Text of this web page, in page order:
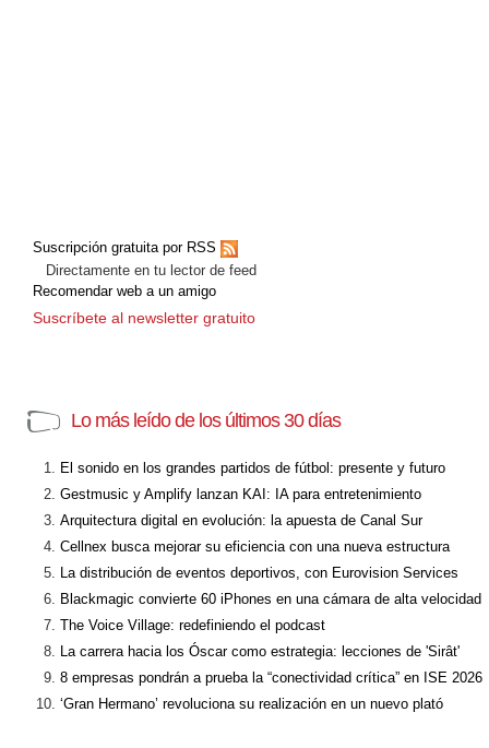
Suscripción gratuita por RSS
Directamente en tu lector de feed
Recomendar web a un amigo
Suscríbete al newsletter gratuito
Lo más leído de los últimos 30 días
El sonido en los grandes partidos de fútbol: presente y futuro
Gestmusic y Amplify lanzan KAI: IA para entretenimiento
Arquitectura digital en evolución: la apuesta de Canal Sur
Cellnex busca mejorar su eficiencia con una nueva estructura
La distribución de eventos deportivos, con Eurovision Services
Blackmagic convierte 60 iPhones en una cámara de alta velocidad
The Voice Village: redefiniendo el podcast
La carrera hacia los Óscar como estrategia: lecciones de 'Sirât'
8 empresas pondrán a prueba la “conectividad crítica” en ISE 2026
‘Gran Hermano’ revoluciona su realización en un nuevo plató